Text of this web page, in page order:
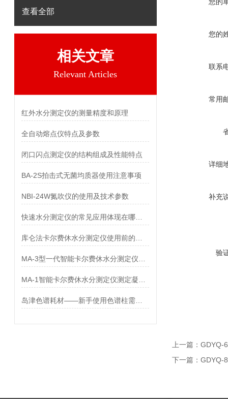
查看全部
相关文章
Relevant Articles
红外水分测定仪的测量精度和原理
全自动熔点仪特点及参数
闭口闪点测定仪的结构组成及性能特点
BA-2S拍击式无菌均质器使用注意事项
NBI-24W氮吹仪的使用及技术参数
您的
联系
常用
详细
补充
验
上一篇： GDYQ-
下一篇： GDYQ-